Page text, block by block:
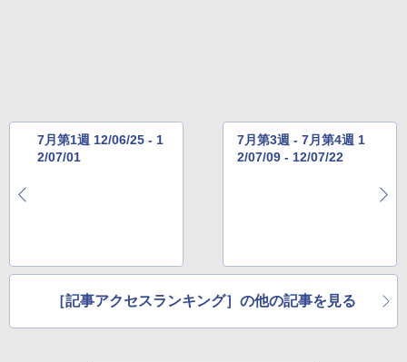
7月第1週 12/06/25 - 1
2/07/01
7月第3週 - 7月第4週 1
2/07/09 - 12/07/22
［記事アクセスランキング］の他の記事を見る